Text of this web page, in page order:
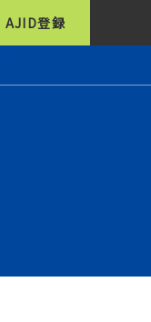
AJID登録